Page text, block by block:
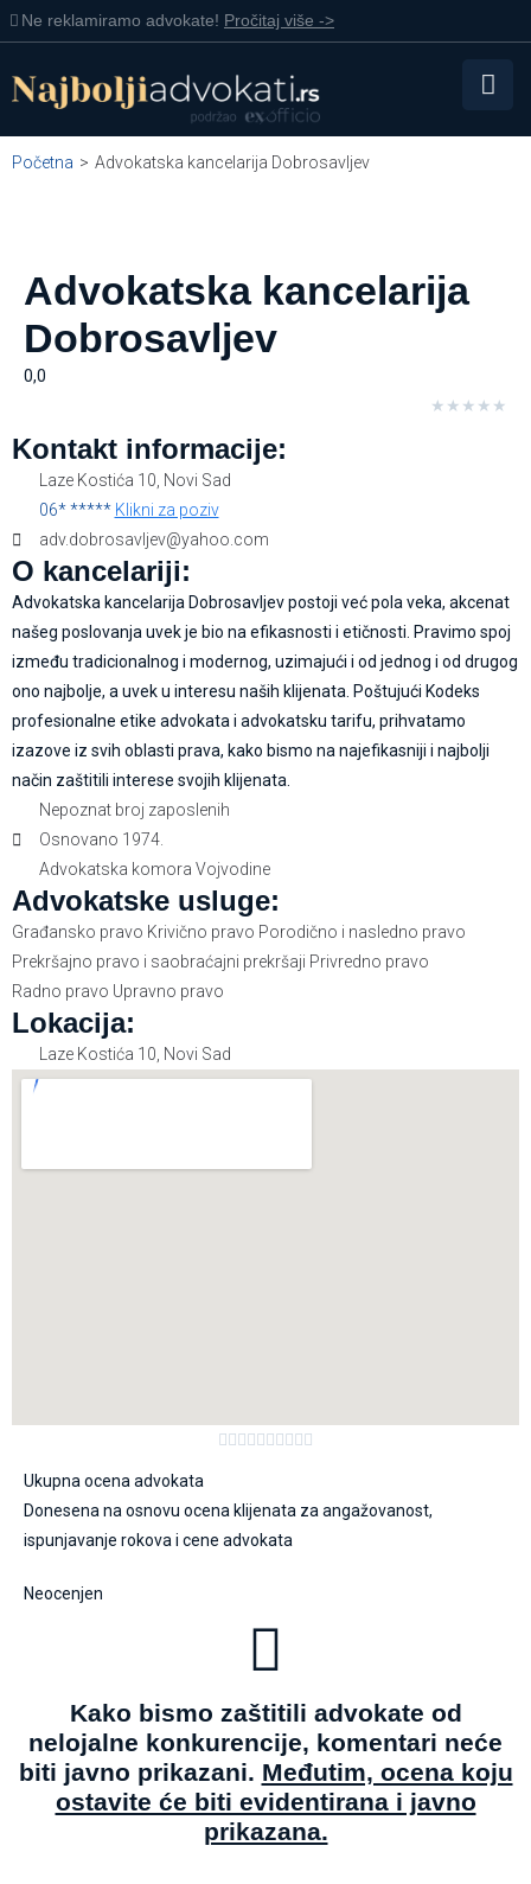
Ne reklamiramo advokate! Pročitaj više ->
Početna > Advokatska kancelarija Dobrosavljev
Advokatska kancelarija
Dobrosavljev
0,0
★ ★ ★ ★ ★
Kontakt informacije:
Laze Kostića 10, Novi Sad
06* ***** Klikni za poziv
adv.dobrosavljev@yahoo.com
O kancelariji:
Advokatska kancelarija Dobrosavljev postoji već pola veka, akcenat
našeg poslovanja uvek je bio na efikasnosti i etičnosti. Pravimo spoj
između tradicionalnog i modernog, uzimajući i od jednog i od drugog
ono najbolje, a uvek u interesu naših klijenata. Poštujući Kodeks
profesionalne etike advokata i advokatsku tarifu, prihvatamo
izazove iz svih oblasti prava, kako bismo na najefikasniji i najbolji
način zaštitili interese svojih klijenata.
Nepoznat broj zaposlenih
Osnovano 1974.
Advokatska komora Vojvodine
Advokatske usluge:
Građansko pravo Krivično pravo Porodično i nasledno pravo
Prekršajno pravo i saobraćajni prekršaji Privredno pravo
Radno pravo Upravno pravo
Lokacija:
Laze Kostića 10, Novi Sad
         
Ukupna ocena advokata
Donesena na osnovu ocena klijenata za angažovanost,
ispunjavanje rokova i cene advokata
Neocenjen
Kako bismo zaštitili advokate od
nelojalne konkurencije, komentari neće
biti javno prikazani. Međutim, ocena koju
ostavite će biti evidentirana i javno
prikazana.